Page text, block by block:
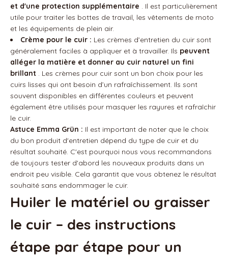
et d'une protection supplémentaire . Il est particulièrement
utile pour traiter les bottes de travail, les vêtements de moto
et les équipements de plein air.
Crème pour le cuir : Les crèmes d’entretien du cuir sont
généralement faciles à appliquer et à travailler. Ils peuvent
alléger la matière et donner au cuir naturel un fini
brillant . Les crèmes pour cuir sont un bon choix pour les
cuirs lisses qui ont besoin d’un rafraîchissement. Ils sont
souvent disponibles en différentes couleurs et peuvent
également être utilisés pour masquer les rayures et rafraîchir
le cuir.
Astuce Emma Grün : Il est important de noter que le choix
du bon produit d'entretien dépend du type de cuir et du
résultat souhaité. C'est pourquoi nous vous recommandons
de toujours tester d'abord les nouveaux produits dans un
endroit peu visible. Cela garantit que vous obtenez le résultat
souhaité sans endommager le cuir.
Huiler le matériel ou graisser
le cuir – des instructions
étape par étape pour un